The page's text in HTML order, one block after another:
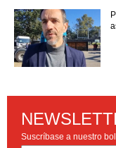
Suscríbase a nuestro